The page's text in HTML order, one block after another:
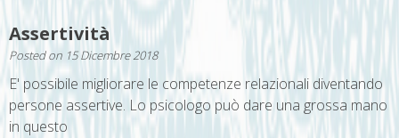
Assertività
Posted on 15 Dicembre 2018
E' possibile migliorare le competenze relazionali diventando
persone assertive. Lo psicologo può dare una grossa mano
in questo